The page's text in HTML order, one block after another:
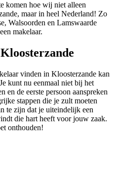
komen hoe wij niet alleen
maar in heel Nederland! Zo
Walsoorden en Lamswaarde
makelaar.
vinden in Kloosterzande kan
kunt nu eenmaal niet bij het
en de eerste persoon aanspreken
stappen die je zult moeten
te zijn dat je uiteindelijk een
die hart heeft voor jouw zaak.
onthouden!